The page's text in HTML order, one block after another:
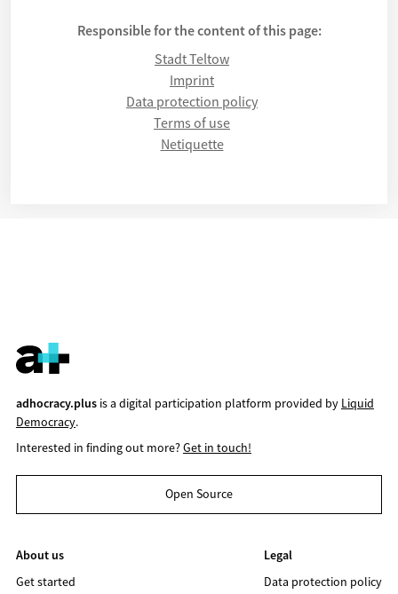
Responsible for the content of this page:
Stadt Teltow
Imprint
Data protection policy
Terms of use
Netiquette
adhocracy.plusis a digital participation platform provided by Liquid
Democracy.
Interested in finding out more?Get in touch!
Open Source
About us
Get started
Legal
Data protection policy